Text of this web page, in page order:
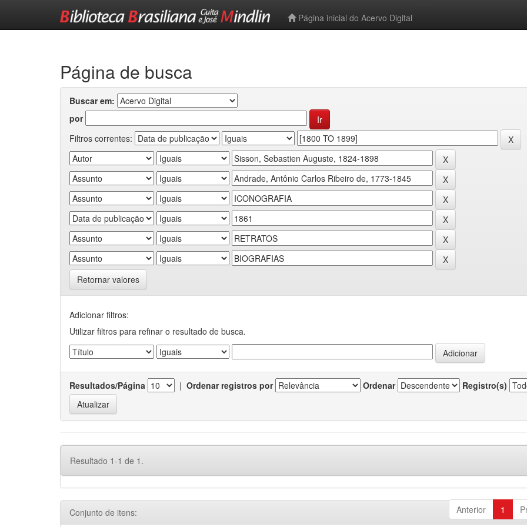
Página inicial do Acervo Digital
Página de busca
Buscar em:
por
Filtros correntes:
Retornar valores
Adicionar filtros:
Utilizar filtros para refinar o resultado de busca.
Resultados/Página | Ordenar registros por Ordenar Registro(s)
Resultado 1-1 de 1.
Anterior 1
Conjunto de itens: